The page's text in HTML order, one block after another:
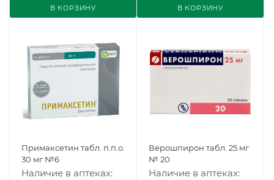
В КОРЗИНУ В КОРЗИНУ
Примаксетин табл. п.п.о.
30 мг №6
Наличие в аптеках:
Верошпирон табл. 25 мг
№ 20
Наличие в аптеках: